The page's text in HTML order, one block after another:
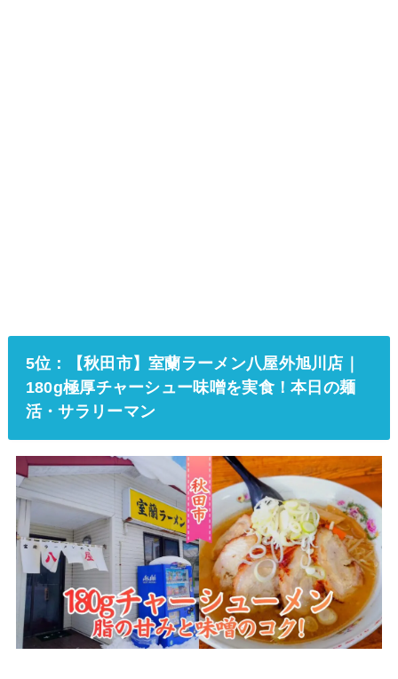
5位：【秋田市】室蘭ラーメン八屋外旭川店｜
180g極厚チャーシュー味噌を実食！本日の麺
活・サラリーマン